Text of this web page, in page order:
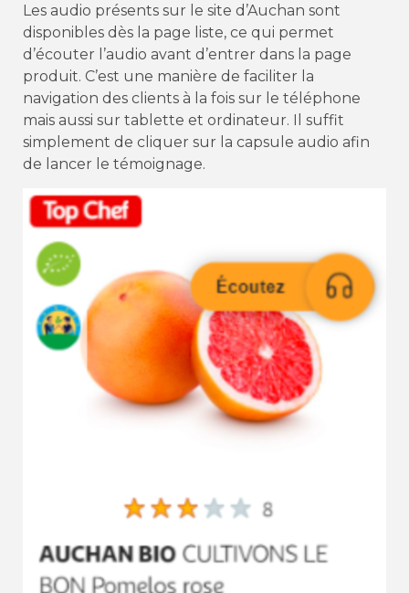
Les audio présents sur le site d’Auchan sont
disponibles dès la page liste, ce qui permet
d’écouter l’audio avant d’entrer dans la page
produit. C’est une manière de faciliter la
navigation des clients à la fois sur le téléphone
mais aussi sur tablette et ordinateur. Il suffit
simplement de cliquer sur la capsule audio afin
de lancer le témoignage.